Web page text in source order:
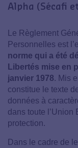
Alpha (Sécafi
Le Règlement
Personnelles est
norme qui a été
Libertés mise en
janvier 1978. Mis
constitue le texte
données à
dans toute l’Union
protection.
Dans le cadre de